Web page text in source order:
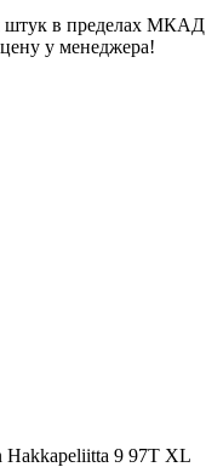
штук в пределах МКАД
у менеджера!
9 97T XL